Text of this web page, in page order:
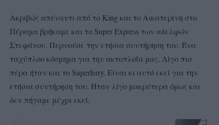
Ακριβώς απέναντι από το King και το Αικατερίνη στο
Πέραμα βρήκαμε και το Super Express των αδελφών
Στεφάνου. Περνούσε την ετήσια συντήρηση του. Ένα
ταχύπλοο κόσμημα για την ακτοπλοΐα μας. Λίγο πιο
πέρα ήταν και το Superferry. Είναι κι αυτό εκεί για την
ετήσια συντήρηση του. Ήταν λίγο μακρύτερα όμως και
δεν πήγαμε μέχρι εκεί.